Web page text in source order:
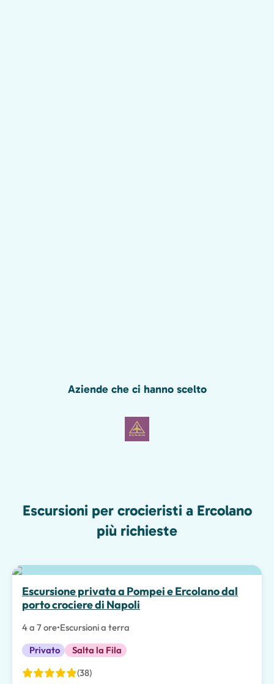
Aziende che ci hanno scelto
Escursioni per crocieristi a Ercolano
più richieste
Escursione privata a Pompei e Ercolano dal
porto crociere di Napoli
4 a 7 ore•Escursioni a terra
Privato
Salta la Fila
(38)